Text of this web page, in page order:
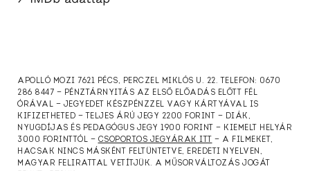
APOLLÓ MOZI 7621 PÉCS, PERCZEL MIKLÓS U. 22. TELEFON: 0670
286 8447 — PÉNZTÁRNYITÁS AZ ELSŐ ELŐADÁS ELŐTT FÉL
ÓRÁVAL — JEGYEDET KÉSZPÉNZZEL VAGY KÁRTYÁVAL IS
KIFIZETHETED — TELJES ÁRÚ JEGY 2200 FORINT — DIÁK,
NYUGDÍJAS ÉS PEDAGÓGUS JEGY 1900 FORINT — KIEMELT HELYÁR
3000 FORINTTÓL — CSOPORTOS JEGYÁRAK ITT
— A FILMEKET,
HACSAK NINCS MÁSKÉNT FELTÜNTETVE, EREDETI NYELVEN,
MAGYAR FELIRATTAL VETÍTJÜK. A MŰSORVÁLTOZÁS JOGÁT